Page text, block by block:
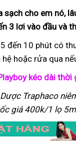
sạch cho em nó,
3 lơi vào đầu và
đến 10 phút có
hoặc rửa qua
kéo dài thời
Dược Traphaco
giá 400k/1 lọ